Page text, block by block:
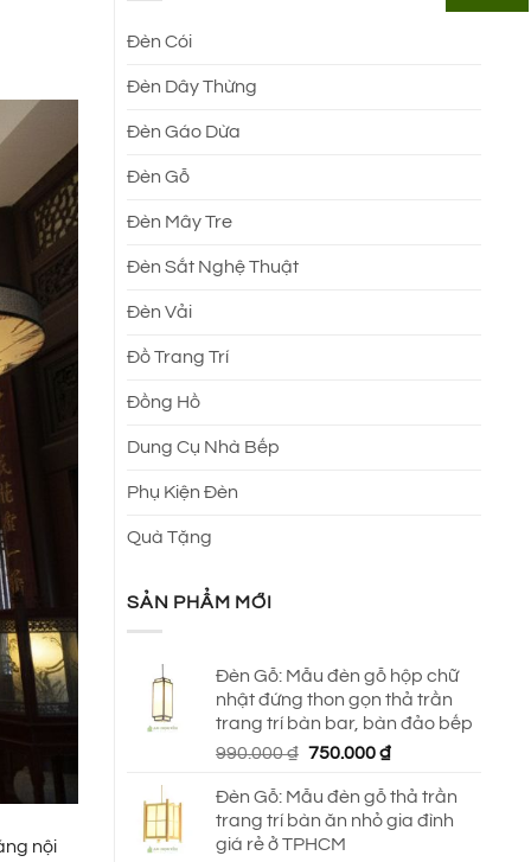
nội
Đèn Cói
Đèn Dây Thừng
Đèn Gáo Dừa
Đèn Gỗ
Đèn Mây Tre
Đèn Sắt Nghệ Thuật
Đèn Vải
Đồ Trang Trí
Đồng Hồ
Dung Cụ Nhà Bếp
Phụ Kiện Đèn
Quà Tặng
SẢN PHẨM MỚI
Đèn Gỗ: Mẫu đèn gỗ hộp chữ
nhật đứng thon gọn thả trần
trang trí bàn bar, bàn đảo bếp
990.000₫ Giá
là:
990.000 ₫.
750.000₫Giá
tại
là:
Đèn Gỗ: Mẫu đèn gỗ thả trần
trang trí bàn ăn nhỏ gia đình
giá rẻ ở TPHCM